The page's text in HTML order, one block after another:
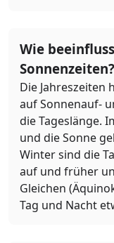
Wie
Sonnenzeiten?
Die Jahreszeiten
auf Sonnenauf-
die Tageslänge.
und die Sonne
Winter sind die
auf und früher
Gleichen
Tag und Nacht